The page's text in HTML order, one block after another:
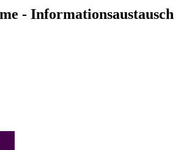
- Informationsaustausch